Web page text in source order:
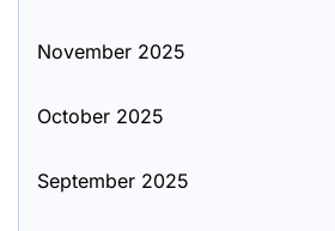
November 2025
October 2025
September 2025